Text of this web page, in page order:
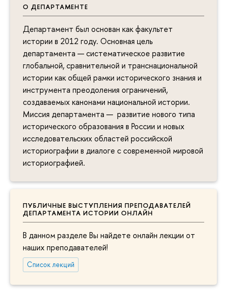
О ДЕПАРТАМЕНТЕ
Департамент был основан как факультет
истории в 2012 году. Основная цель
департамента — систематическое развитие
глобальной, сравнительной и транснациональной
истории как общей рамки исторического знания и
инструмента преодоления ограничений,
создаваемых канонами национальной истории.
Миссия департамента — развитие нового типа
исторического образования в России и новых
исследовательских областей российской
историографии в диалоге с современной мировой
историографией.
ПУБЛИЧНЫЕ ВЫСТУПЛЕНИЯ ПРЕПОДАВАТЕЛЕЙ
ДЕПАРТАМЕНТА ИСТОРИИ ОНЛАЙН
В данном разделе Вы найдете онлайн лекции от
наших преподавателей!
Список лекций